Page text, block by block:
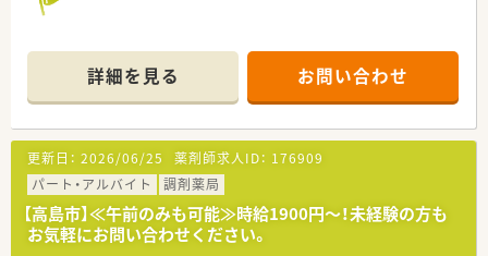
詳細を見る お問い合わせ
更新日： 2026/06/25 薬剤師求人ID： 176909
パート・アルバイト
調剤薬局
【高島市】≪午前のみも可能≫時給1900円～！未経験の方も
お気軽にお問い合わせください。